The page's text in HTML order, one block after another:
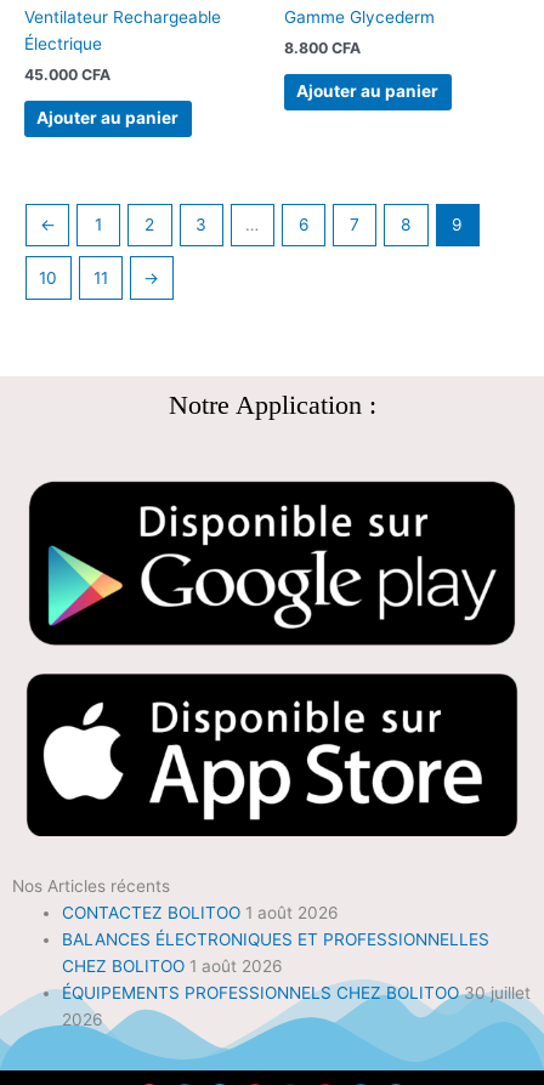
Ventilateur Rechargeable
Électrique
45.000 CFA
Ajouter au panier
Gamme Glycederm
8.800 CFA
Ajouter au panier
← 1 2 3 … 6 7 8 9
10 11 →
Notre Application :
Nos Articles récents
CONTACTEZ BOLITOO 1 août 2026
BALANCES ÉLECTRONIQUES ET PROFESSIONNELLES
CHEZ BOLITOO 1 août 2026
ÉQUIPEMENTS PROFESSIONNELS CHEZ BOLITOO 30 juillet
2026